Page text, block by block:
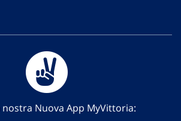
nostra Nuova App MyVittoria: